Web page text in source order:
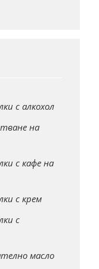
с алкохол
на
с кафе на
с крем
с
масло